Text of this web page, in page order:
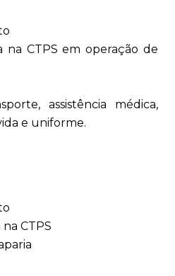
na CTPS em operação de
assistência médica,
e uniforme.
CTPS